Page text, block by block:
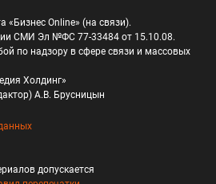
«Бизнес Online» (на связи).
СМИ Эл №ФС 77-33484 от 15.10.08.
по надзору в сфере связи и массовых
Холдинг»
А.В. Брусницын
допускается